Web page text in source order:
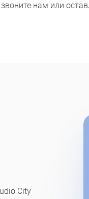
звоните нам или
City